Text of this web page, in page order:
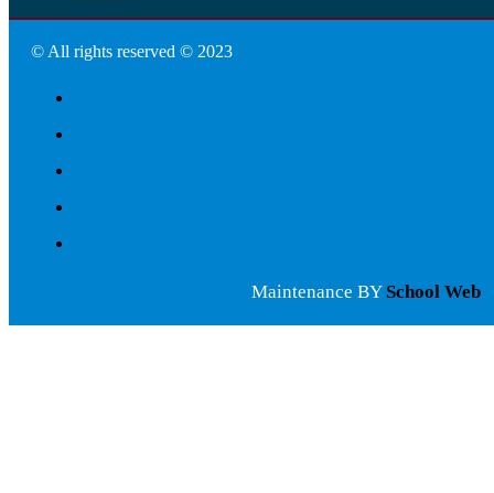
© All rights reserved © 2023
Maintenance BY School Web